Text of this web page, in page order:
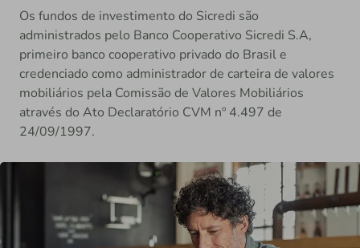
Os fundos de investimento do Sicredi são
administrados pelo Banco Cooperativo Sicredi S.A,
primeiro banco cooperativo privado do Brasil e
credenciado como administrador de carteira de valores
mobiliários pela Comissão de Valores Mobiliários
através do Ato Declaratório CVM nº 4.497 de
24/09/1997.